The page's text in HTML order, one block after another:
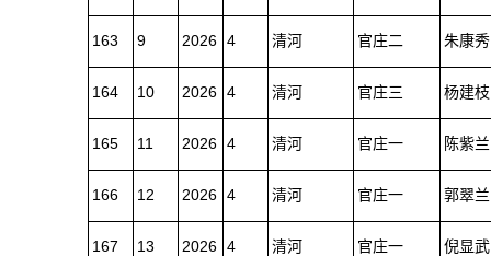
163 9 2026 4 清河 官庄二 朱康秀
164 10 2026 4 清河 官庄三 杨建枝
165 11 2026 4 清河 官庄一 陈紫兰
166 12 2026 4 清河 官庄一 郭翠兰
167 13 2026 4 清河 官庄一 倪显武